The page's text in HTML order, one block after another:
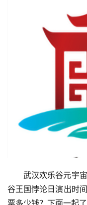
武汉欢乐谷元宇
谷王国悖论日演出时
票多少钱？下面一起了